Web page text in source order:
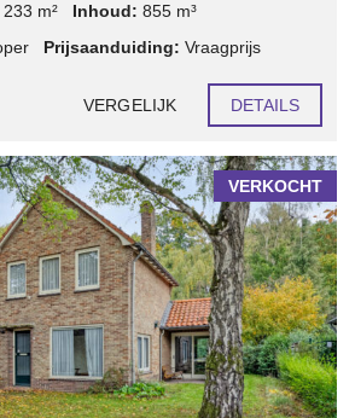
233 m² Inhoud: 855 m³
Prijsaanduiding: Vraagprijs
VERGELIJK DETAILS
VERKOCHT